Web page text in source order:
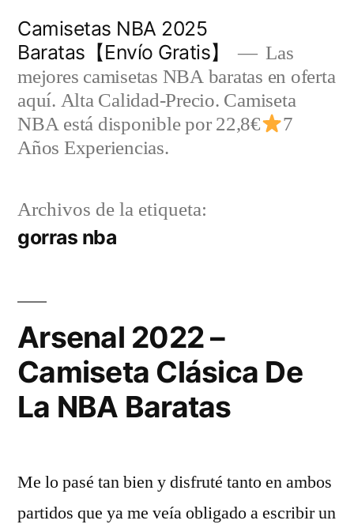
contenido
Camisetas NBA 2025
Baratas【Envío Gratis】
Las
mejores camisetas NBA baratas en oferta
aquí. Alta Calidad-Precio. Camiseta
NBA está disponible por 22,8€
7
Años Experiencias.
Archivos de la etiqueta:
gorras nba
Arsenal 2022 –
Camiseta Clásica De
La NBA Baratas
Me lo pasé tan bien y disfruté tanto en ambos
partidos que ya me veía obligado a escribir un